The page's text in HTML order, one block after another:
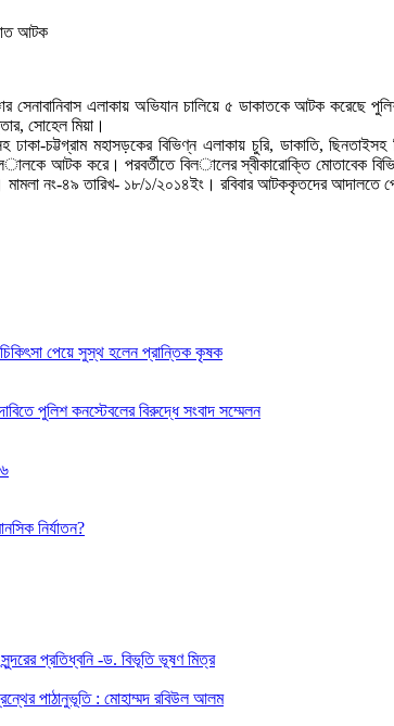
এলাকায় অভিযান চালিয়ে ৫ ডাকাতকে আটক করেছে
সোহেল মিয়া।
ঢাকা-চট্টগ্রাম মহাসড়কের বিভিণ্ন এলাকায় চুরি, ডাকাতি,
আটক করে। পরবর্তীতে বিল­ালের স্বীকারোক্তি
মামলা নং-৪৯ তারিখ- ১৮/১/২০১৪ইং। রবিবার আটককৃতদের আদালতে
পেয়ে সুস্থ হলেন প্রান্তিক কৃষক
পুলিশ কনস্টেবলের বিরুদ্ধে সংবাদ সম্মেলন
নির্যাতন?
প্রতিধ্বনি -ড. বিভূতি ভূষণ মিত্র
পাঠানুভূতি : মোহাম্মদ রবিউল আলম